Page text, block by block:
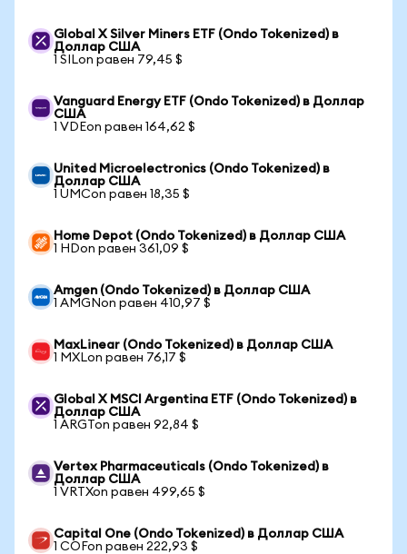
Global X Silver Miners ETF (Ondo Tokenized) в
Доллар США
1 SILon равен 79,45 $
Vanguard Energy ETF (Ondo Tokenized) в Доллар
США
1 VDEon равен 164,62 $
United Microelectronics (Ondo Tokenized) в
Доллар США
1 UMCon равен 18,35 $
Home Depot (Ondo Tokenized) в Доллар США
1 HDon равен 361,09 $
Amgen (Ondo Tokenized) в Доллар США
1 AMGNon равен 410,97 $
MaxLinear (Ondo Tokenized) в Доллар США
1 MXLon равен 76,17 $
Global X MSCI Argentina ETF (Ondo Tokenized) в
Доллар США
1 ARGTon равен 92,84 $
Vertex Pharmaceuticals (Ondo Tokenized) в
Доллар США
1 VRTXon равен 499,65 $
Capital One (Ondo Tokenized) в Доллар США
1 COFon равен 222,93 $